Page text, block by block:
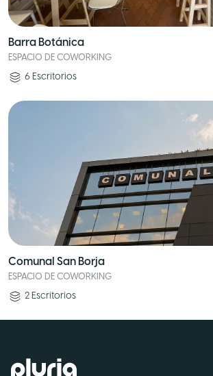
Barra Botánica
ESPACIO DE COWORKING
6 Escritorios
Comunal San Borja
ESPACIO DE COWORKING
2 Escritorios
Logo Pluria